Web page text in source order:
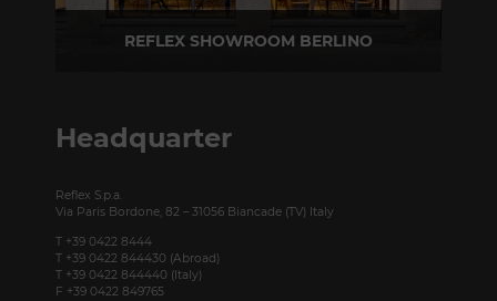
REFLEX SHOWROOM BERLINO
Headquarter
Reflex S.p.a.
Via Paris Bordone, 82 – 31056 Biancade (TV) Italy
T +39 0422 8444
T +39 0422 844430 (Abroad)
T +39 0422 844440 (Italy)
F +39 0422 849765